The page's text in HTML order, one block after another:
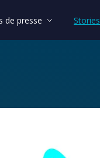
de presse Stories